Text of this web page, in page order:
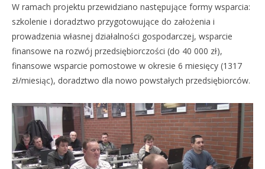
W ramach projektu przewidziano następujące formy wsparcia:
szkolenie i doradztwo przygotowujące do założenia i
prowadzenia własnej działalności gospodarczej, wsparcie
finansowe na rozwój przedsiębiorczości (do 40 000 zł),
finansowe wsparcie pomostowe w okresie 6 miesięcy (1317
zł/miesiąc), doradztwo dla nowo powstałych przedsiębiorców.